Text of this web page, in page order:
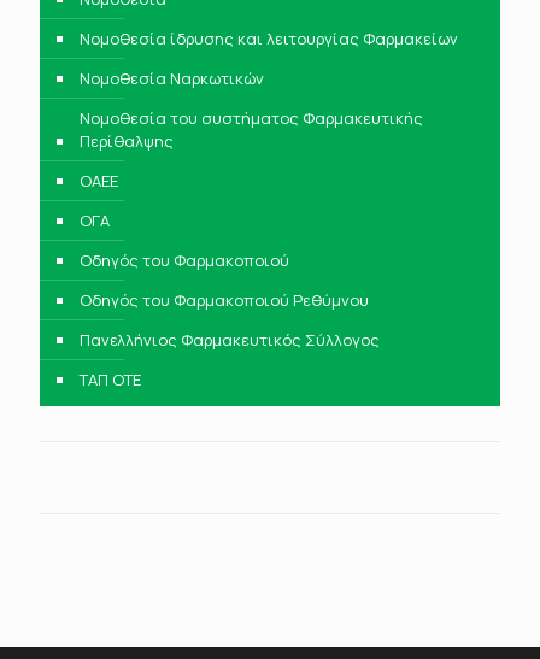
Νομοθεσία ίδρυσης και λειτουργίας Φαρμακείων
Νομοθεσία Ναρκωτικών
Νομοθεσία του συστήματος Φαρμακευτικής
Περίθαλψης
ΟΑΕΕ
ΟΓΑ
Οδηγός του Φαρμακοποιού
Οδηγός του Φαρμακοποιού Ρεθύμνου
Πανελλήνιος Φαρμακευτικός Σύλλογος
ΤΑΠ ΟΤΕ